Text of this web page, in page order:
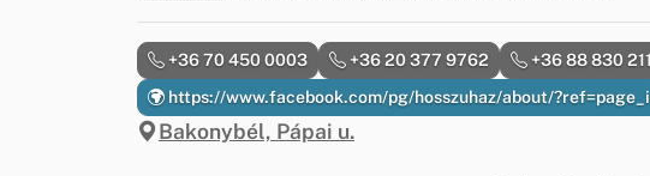
Bakonybél, Pápai u.
+36 70 450 0003 +36 20 377 9762 +36 88 830 211
https://www.facebook.com/pg/hosszuhaz/about/